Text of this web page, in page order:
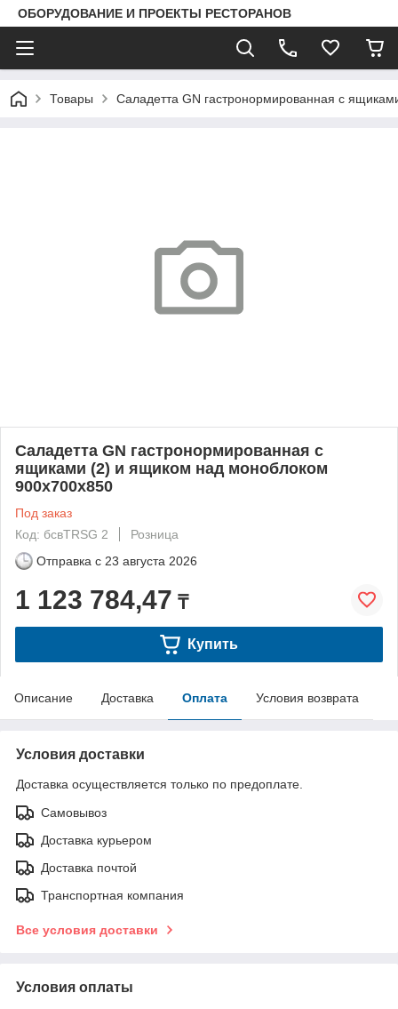
ОБОРУДОВАНИЕ И ПРОЕКТЫ РЕСТОРАНОВ
Товары Саладетта GN гастронормированная с
Саладетта GN гастронормированная с
ящиками (2) и ящиком над моноблоком
900х700х850
Под заказ
Код: бсвTRSG 2
Розница
Отправка с 23 августа 2026
1 123 784,47 ₸
Купить
Описание Доставка Оплата Условия возврата
Условия доставки
Доставка осуществляется только по предоплате.
Самовывоз
Доставка курьером
Доставка почтой
Транспортная компания
Все условия доставки
Условия оплаты